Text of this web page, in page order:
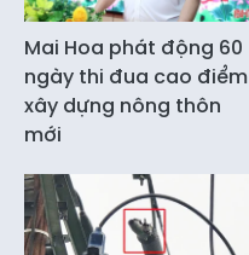
Mai Hoa phát động 60
ngày thi đua cao điểm
xây dựng nông thôn
mới